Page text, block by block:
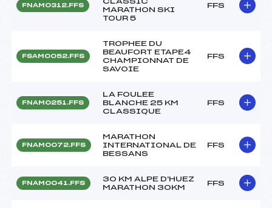
FNAM0312.FFS
MARATHON SKI
TOUR 5
FFS
FSAM0052.FFS
TROPHEE DU
BEAUFORT ETAPE4
CHAMPIONNAT DE
SAVOIE
FFS
FNAM0251.FFS
LA FOULEE
BLANCHE 25 KM
CLASSIQUE
FFS
FNAM0072.FFS
MARATHON
INTERNATIONAL DE
BESSANS
FFS
FNAM0041.FFS
30 KM ALPE D'HUEZ
MARATHON 30KM
FFS